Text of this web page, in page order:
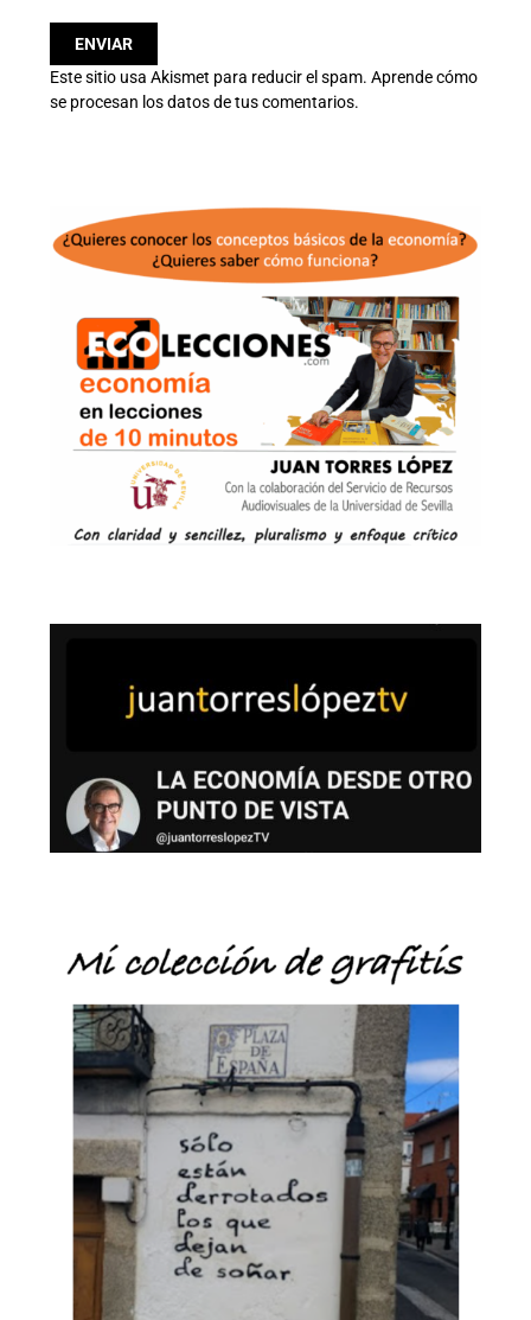
Este sitio usa Akismet para reducir el spam. Aprende cómo
se procesan los datos de tus comentarios.